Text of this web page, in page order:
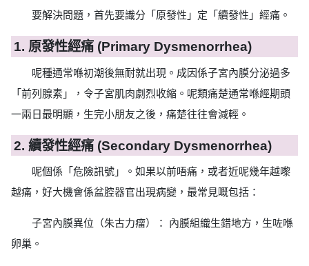
要解決問題，首先要識分「原發性」定「續發性」經痛。
1. 原發性經痛 (Primary Dysmenorrhea)
呢種通常喺初潮後無耐就出現。成因係子宮內膜分泌過多
「前列腺素」，令子宮肌肉劇烈收縮。呢類痛楚通常喺經期頭
一兩日最明顯，生完小朋友之後，痛楚往往會減輕。
2. 續發性經痛 (Secondary Dysmenorrhea)
呢個係「危險訊號」。如果以前唔痛，或者近呢幾年越嚟
越痛，好大機會係盆腔器官出現病變，最常見嘅包括：
子宮內膜異位（朱古力瘤）： 內膜組織生錯地方，生咗喺
卵巢。